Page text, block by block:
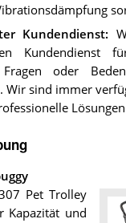
Kundendienst:
Kundendienst
Fragen oder
Wir sind immer
Pet Trolley
Kapazität und